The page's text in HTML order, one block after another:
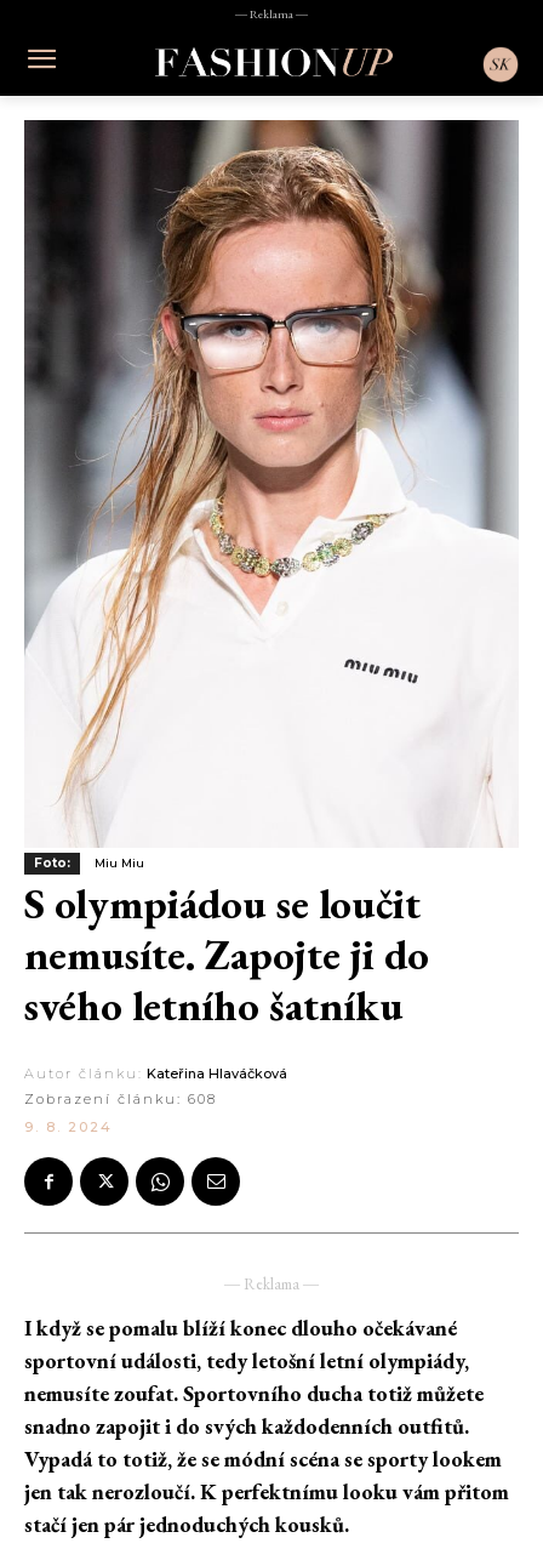
― Reklama ―
Foto: Miu Miu
S olympiádou se loučit
nemusíte. Zapojte ji do
svého letního šatníku
Autor článku: Kateřina Hlaváčková
Zobrazení článku: 608
9. 8. 2024
― Reklama ―
I když se pomalu blíží konec dlouho očekávané
sportovní události, tedy letošní letní olympiády,
nemusíte zoufat. Sportovního ducha totiž můžete
snadno zapojit i do svých každodenních outfitů.
Vypadá to totiž, že se módní scéna se sporty lookem
jen tak nerozloučí. K perfektnímu looku vám přitom
stačí jen pár jednoduchých kousků.